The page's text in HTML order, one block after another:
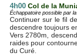
4h00 Col de la
Échappatoire possible par
Continuer sur le fil
descendre toujours
Vers 2780m,
raides pour
du Curé.